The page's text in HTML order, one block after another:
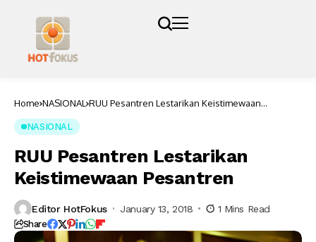
Home NASIONAL RUU Pesantren Lestarikan Keistimewaan
NASIONAL
RUU Pesantren Lestarikan
Keistimewaan Pesantren
Editor HotFokus January 13, 2018 1 Mins Read
Share